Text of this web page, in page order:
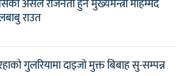
असल राजनेता हुन मुख्यमन्त्री मोहम्मद
राउत
गुलरियामा दाइजो मुक्त बिबाह सु-सम्पन्न